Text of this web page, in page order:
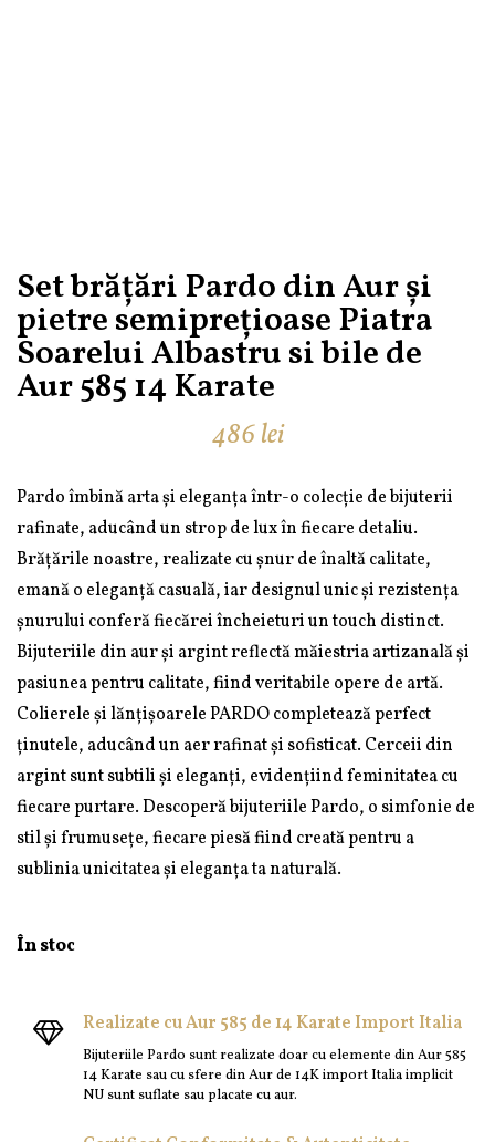
Set brățări Pardo din Aur și
pietre semiprețioase Piatra
Soarelui Albastru si bile de
Aur 585 14 Karate
486lei
Pardo îmbină arta și eleganța într-o colecție de bijuterii
rafinate, aducând un strop de lux în fiecare detaliu.
Brățările noastre, realizate cu șnur de înaltă calitate,
emană o eleganță casuală, iar designul unic și rezistența
șnurului conferă fiecărei încheieturi un touch distinct.
Bijuteriile din aur și argint reflectă măiestria artizanală și
pasiunea pentru calitate, fiind veritabile opere de artă.
Colierele și lănțișoarele PARDO completează perfect
ținutele, aducând un aer rafinat și sofisticat. Cerceii din
argint sunt subtili și eleganți, evidențiind feminitatea cu
fiecare purtare. Descoperă bijuteriile Pardo, o simfonie de
stil și frumusețe, fiecare piesă fiind creată pentru a
sublinia unicitatea și eleganța ta naturală.
În stoc
Realizate cu Aur 585 de 14 Karate Import Italia
Bijuteriile Pardo sunt realizate doar cu elemente din Aur 585
14 Karate sau cu sfere din Aur de 14K import Italia implicit
NU sunt suflate sau placate cu aur.